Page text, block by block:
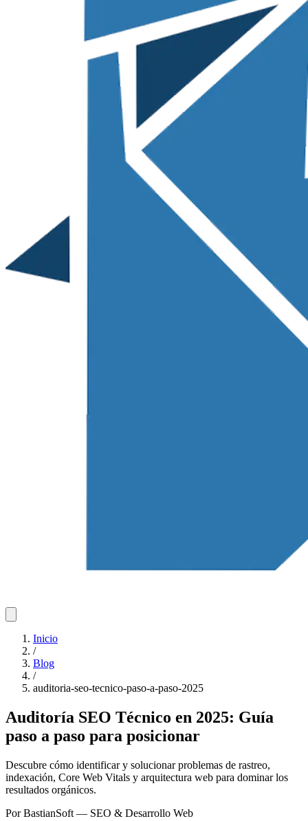
Inicio
/
Blog
/
auditoria-seo-tecnico-paso-a-paso-2025
Auditoría SEO Técnico en 2025: Guía
paso a paso para posicionar
Descubre cómo identificar y solucionar problemas de rastreo,
indexación, Core Web Vitals y arquitectura web para dominar los
resultados orgánicos.
Por BastianSoft — SEO & Desarrollo Web